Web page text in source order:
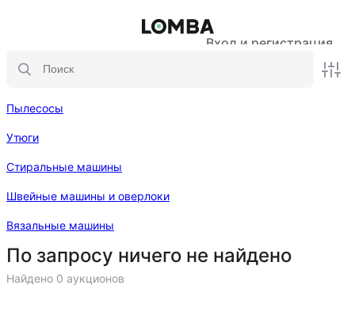
Вход и регистрация
Пылесосы
Утюги
Стиральные машины
Швейные машины и оверлоки
Вязальные машины
По запросу ничего не найдено
Найдено 0 аукционов